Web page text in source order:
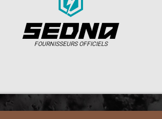
FOURNISSEURS OFFICIELS